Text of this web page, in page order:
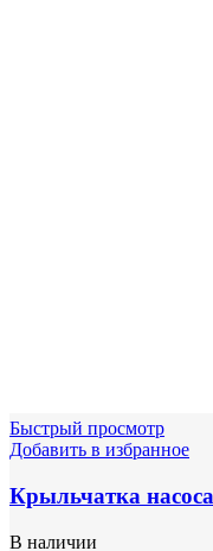
Быстрый просмотр
Добавить в избранное
Крыльчатка
В наличии